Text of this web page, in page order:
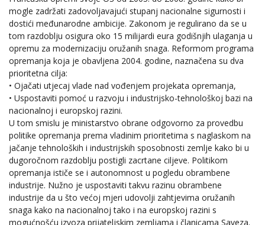
mogle zadržati zadovoljavajući stupanj nacionalne sigurnosti i
dostići međunarodne ambicije. Zakonom je regulirano da se u
tom razdoblju osigura oko 15 milijardi eura godišnjih ulaganja u
opremu za modernizaciju oružanih snaga. Reformom programa
opremanja koja je obavljena 2004. godine, naznačena su dva
prioritetna cilja:
• Ojačati utjecaj vlade nad vođenjem projekata opremanja,
• Uspostaviti pomoć u razvoju i industrijsko-tehnološkoj bazi na
nacionalnoj i europskoj razini.
U tom smislu je ministarstvo obrane odgovorno za provedbu
politike opremanja prema vladinim prioritetima s naglaskom na
jačanje tehnoloških i industrijskih sposobnosti zemlje kako bi u
dugoročnom razdoblju postigli zacrtane ciljeve. Politikom
opremanja ističe se i autonomnost u pogledu obrambene
industrije. Nužno je uspostaviti takvu razinu obrambene
industrije da u što većoj mjeri udovolji zahtjevima oružanih
snaga kako na nacionalnoj tako i na europskoj razini s
mogućnošću izvoza prijateljskim zemljama i članicama Saveza.